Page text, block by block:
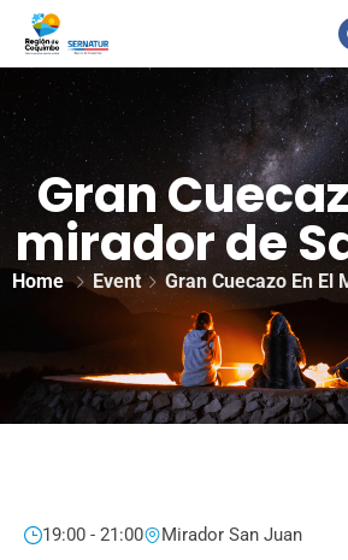
Gran
mirador de
Home Event Gran Cuecazo En El
19:00 - 21:00 Mirador San Juan